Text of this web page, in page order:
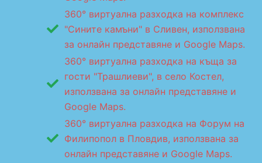
360° виртуална разходка на комплекс
"Сините камъни" в Сливен, използвана
за онлайн представяне и Google Maps.
360° виртуална разходка на къща за
гости "Трашлиеви", в село Костел,
използвана за онлайн представяне и
Google Maps.
360° виртуална разходка на Форум на
Филипопол в Пловдив, използвана за
онлайн представяне и Google Maps.